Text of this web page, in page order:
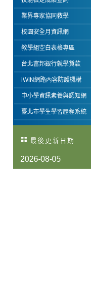
業界專家協同教學
校園安全月資訊網
教學組空白表格專區
台北富邦銀行就學貸款
iWIN網路內容防護機構
中小學資訊素養與認知網
臺北市學生學習歷程系統
最後更新日期
2026-08-05